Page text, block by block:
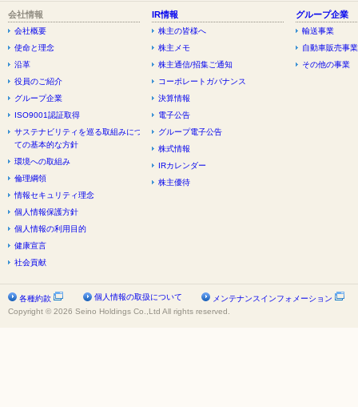
会社情報
会社概要
使命と理念
沿革
役員のご紹介
グループ企業
ISO9001認証取得
サステナビリティを巡る取組みについ
ての基本的な方針
環境への取組み
倫理綱領
情報セキュリティ理念
個人情報保護方針
個人情報の利用目的
健康宣言
社会貢献
IR情報
株主の皆様へ
株主メモ
株主通信/招集ご通知
コーポレートガバナンス
決算情報
電子公告
グループ電子公告
株式情報
IRカレンダー
株主優待
グループ企業
輸送事業
自動車販売事業
その他の事業
各種約款 個人情報の取扱について
メンテナンスインフォメーション
Copyright © 2026 Seino Holdings Co.,Ltd All rights reserved.